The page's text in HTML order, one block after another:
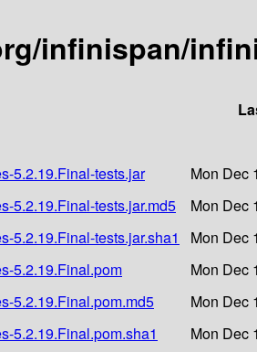
infinispan/
5.2.19.Final-tests.jar
Mon Dec
5.2.19.Final-tests.jar.md5
Mon Dec
5.2.19.Final-tests.jar.sha1
Mon Dec
5.2.19.Final.pom
Mon Dec
5.2.19.Final.pom.md5
Mon Dec
5.2.19.Final.pom.sha1
Mon Dec